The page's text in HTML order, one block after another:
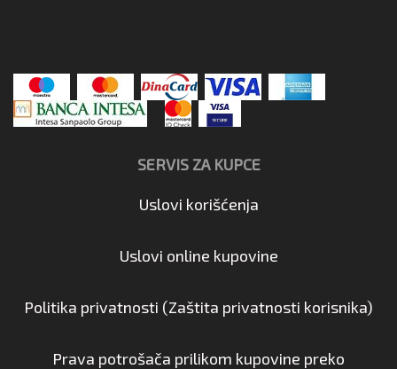
SERVIS ZA KUPCE
Uslovi korišćenja
Uslovi online kupovine
Politika privatnosti (Zaštita privatnosti korisnika)
Prava potrošača prilikom kupovine preko